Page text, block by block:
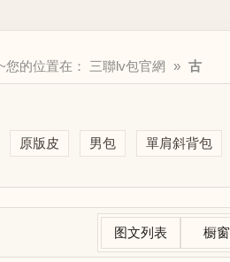
您的位置在： 三聯lv包官網 » 古
原版皮
男包 單肩斜背包
图文列表 橱窗